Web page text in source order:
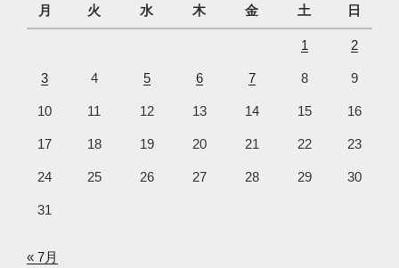
月
火 水 木 金 土 日
1 2
3 4 5 6 7 8 9
10 11 12 13 14 15 16
17 18 19 20 21 22 23
24 25 26 27 28 29 30
31
« 7月